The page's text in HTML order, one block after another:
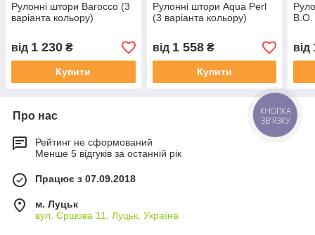
Рулонні штори Barocco (3
варіанта кольору)
від 1 230 ₴
Купити
Рулонні штори Aqua Perl
(3 варіанта кольору)
від 1 558₴
Купити
B.O.
від
Про нас
Рейтинг не сформований
Менше 5 відгуків за останній рік
Працює з 07.09.2018
м. Луцьк
вул. Єршова 11, Луцьк, Україна
КНОПКА
ЗВ'ЯЗКУ